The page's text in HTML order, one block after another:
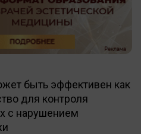
быть эффективен как
для контроля
с нарушением